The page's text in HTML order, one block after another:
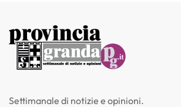
Settimanale di notizie e opinioni.